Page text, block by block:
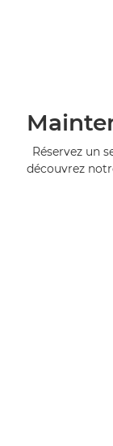
Réservez un
découvrez